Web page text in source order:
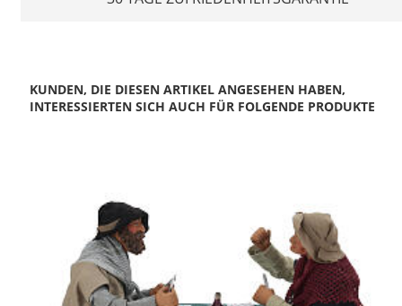
KUNDEN, DIE DIESEN ARTIKEL ANGESEHEN HABEN,
INTERESSIERTEN SICH AUCH FÜR FOLGENDE PRODUKTE